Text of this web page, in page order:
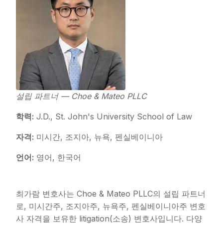
설립 파트너 — Choe & Mateo PLLC
학력: J.D., St. John's University School of Law
자격: 미시간, 조지아, 뉴욕, 펜실베이니아
언어: 영어, 한국어
최가람 변호사는 Choe & Mateo PLLC의 설립 파트너
로, 미시간주, 조지아주, 뉴욕주, 펜실베이니아주 변호
사 자격을 보유한 litigation(소송) 변호사입니다. 다양